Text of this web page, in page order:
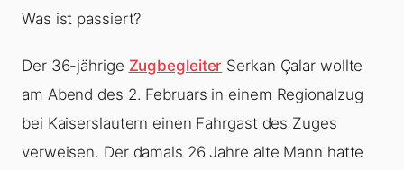
Was ist passiert?
Der 36-jährige Zugbegleiter Serkan Çalar wollte
am Abend des 2. Februars in einem Regionalzug
bei Kaiserslautern einen Fahrgast des Zuges
verweisen. Der damals 26 Jahre alte Mann hatte